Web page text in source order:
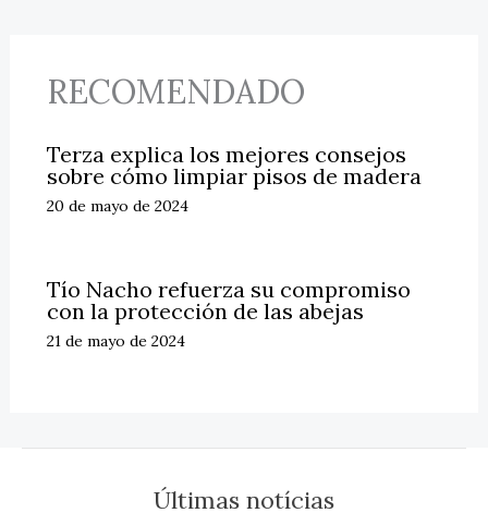
RECOMENDADO
Terza explica los mejores consejos
sobre cómo limpiar pisos de madera
20 de mayo de 2024
Tío Nacho refuerza su compromiso
con la protección de las abejas
21 de mayo de 2024
Últimas notícias